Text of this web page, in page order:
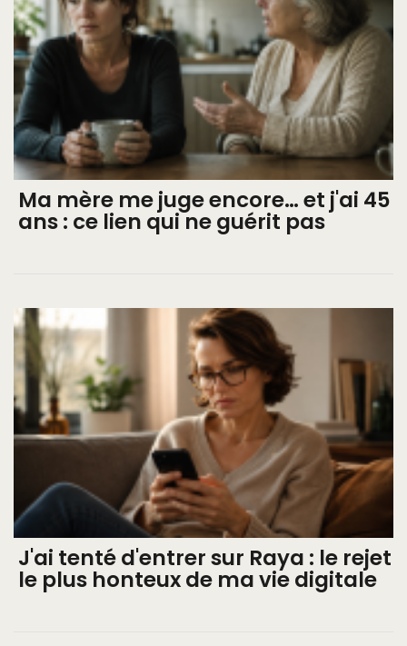
Ma mère me juge encore… et j'ai 45
ans : ce lien qui ne guérit pas
J'ai tenté d'entrer sur Raya : le rejet
le plus honteux de ma vie digitale